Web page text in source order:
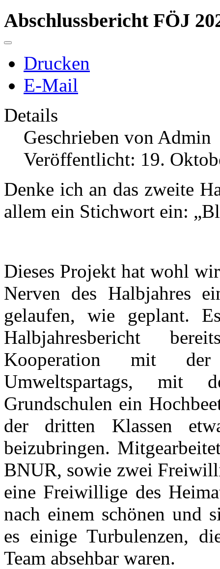
Abschlussbericht FÖJ
Drucken
E-Mail
Details
Geschrieben von Admin
Veröffentlicht: 19.
Denke ich an das zweite
allem ein Stichwort ein:
Dieses Projekt hat wohl
Nerven des Halbjahres
gelaufen, wie geplant.
Halbjahresbericht
Kooperation mit der
Umweltspartags, mit
Grundschulen ein
der dritten Klassen
beizubringen.
BNUR, sowie zwei
eine Freiwillige des
nach einem schönen und
es einige Turbulenzen,
Team absehbar waren.